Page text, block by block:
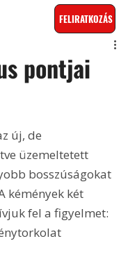
FELIRATKOZÁS
pontjai
új, de
üzemeltetett
bosszúságokat
kémények két
fel a figyelmet: